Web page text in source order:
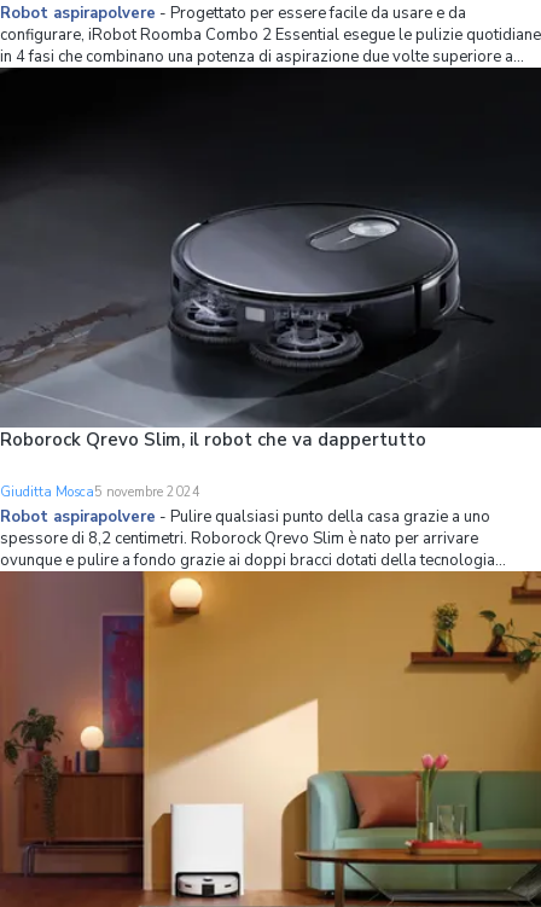
Robot aspirapolvere - Progettato per essere facile da usare e da
configurare, iRobot Roomba Combo 2 Essential esegue le pulizie quotidiane
in 4 fasi che combinano una potenza di aspirazione due volte superiore a
quella del modello precedente. La qualità delle pulizie è supportata anche
Roborock Qrevo Slim, il robot che va dappertutto
Giuditta Mosca5 novembre 2024
Robot aspirapolvere - Pulire qualsiasi punto della casa grazie a uno
spessore di 8,2 centimetri. Roborock Qrevo Slim è nato per arrivare
ovunque e pulire a fondo grazie ai doppi bracci dotati della tecnologia
FlexiArm, pensata per eliminare lo sporco con una precisione quasi
chirurgica. Un robot aspirapolvere dotato di